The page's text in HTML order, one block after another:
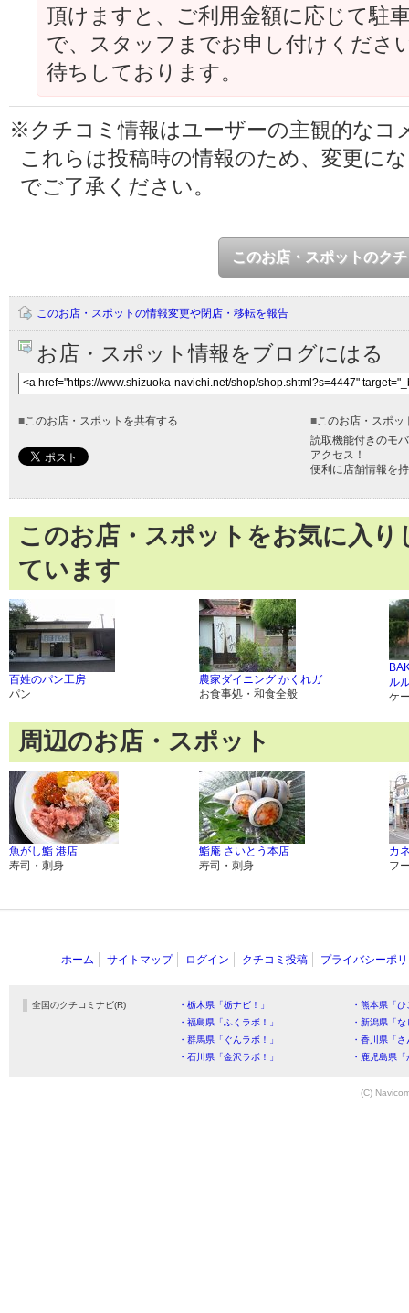
頂けますと、ご利用金額に応じて駐
で、スタッフまでお申し付けくださ
待ちしております。
※クチコミ情報はユーザーの主観的なコ
これらは投稿時の情報のため、変更に
でご了承ください。
このお店・スポットのク
このお店・スポットの情報変更や閉店・移転を報告
お店・スポット情報をブログにはる
■ このお店・スポットを共有する ■ このお店・スポ
読取機能付きのモ
アクセス！
便利に店舗情報を
このお店・スポットをお気に入
ています
百姓のパン工房
パン
農家ダイニング かくれガ
お食事処・和食全般
ル
ケ
周辺のお店・スポット
魚がし鮨 港店
寿司・刺身
鮨庵 さいとう本店
寿司・刺身
カ
フ
ホーム サイトマップ ログイン クチコミ投稿 プライバシーポ
全国のクチコミナビ(R) ・栃木県「栃ナビ！」
・熊本県「
・福島県「ふくラボ！」
・新潟県「
・群馬県「ぐんラボ！」
・香川県「
・石川県「金沢ラボ！」
・鹿児島県
(C)